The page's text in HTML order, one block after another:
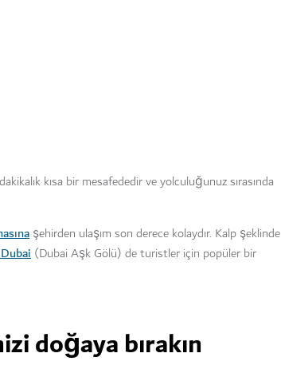
kısa bir mesafededir ve yolculuğunuz sırasında
şehirden ulaşım son derece kolaydır. Kalp şeklinde
(Dubai Aşk Gölü) de turistler için popüler bir
doğaya bırakın